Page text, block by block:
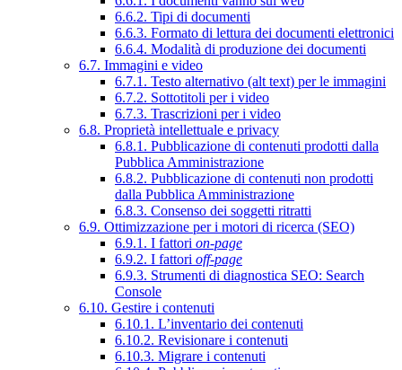
6.6.2. Tipi di documenti
6.6.3. Formato di lettura dei documenti elettronici
6.6.4. Modalità di produzione dei documenti
6.7. Immagini e video
6.7.1. Testo alternativo (alt text) per le immagini
6.7.2. Sottotitoli per i video
6.7.3. Trascrizioni per i video
6.8. Proprietà intellettuale e privacy
6.8.1. Pubblicazione di contenuti prodotti dalla
Pubblica Amministrazione
6.8.2. Pubblicazione di contenuti non prodotti
dalla Pubblica Amministrazione
6.8.3. Consenso dei soggetti ritratti
6.9. Ottimizzazione per i motori di ricerca (SEO)
6.9.1. I fattori on-page
6.9.2. I fattori off-page
6.9.3. Strumenti di diagnostica SEO: Search
Console
6.10. Gestire i contenuti
6.10.1. L’inventario dei contenuti
6.10.2. Revisionare i contenuti
6.10.3. Migrare i contenuti